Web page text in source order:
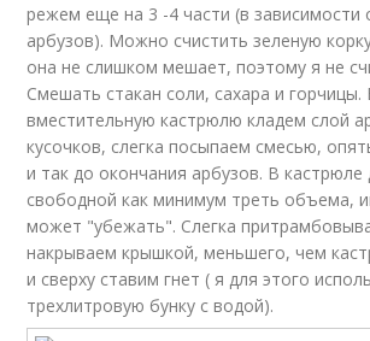
режем еще на 3 -4 части (в зависимости
арбузов). Можно счистить зеленую
она не слишком мешает, поэтому я не
Смешать стакан соли, сахара и горчицы.
вместительную кастрюлю кладем слой
кусочков, слегка посыпаем смесью,
и так до окончания арбузов. В
свободной как минимум треть объема,
может "убежать". Слегка
накрываем крышкой, меньшего, чем
и сверху ставим гнет ( я для этого
трехлитровую бунку с водой).